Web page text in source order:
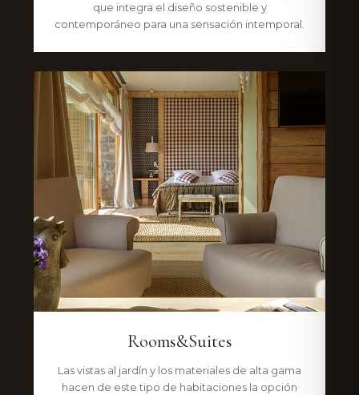
que integra el diseño sostenible y
contemporáneo para una sensación intemporal.
Rooms&Suites
Las vistas al jardín y los materiales de alta gama
hacen de este tipo de habitaciones la opción